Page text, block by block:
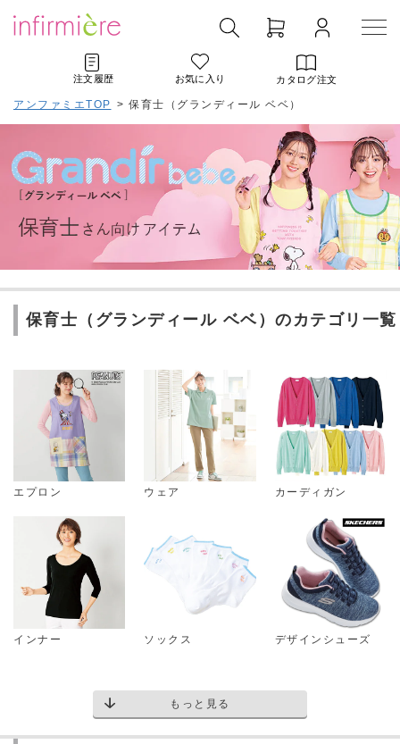
注文履歴 お気に入り カタログ注文
アンファミエTOP > 保育士（グランディール ベベ）
保育士（グランディール ベベ）のカテゴリ一覧
エプロン ウェア カーディガン
インナー ソックス デザインシューズ
もっと見る